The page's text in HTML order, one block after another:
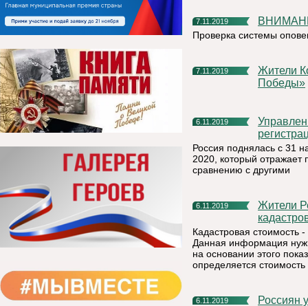
7.11.2019
Проверка системы
7.11.2019
Жители Коми могут присоединиться к проекту «Лица
Победы»
6.11.2019
Управление Федеральной службы государственной
Россия поднялась с 31
2020, который отражает
сравнению с другими
6.11.2019
Жители Республики Коми могут получить сведения о
Кадастровая
Данная информация
на основании этого
определяется
6.11.2019
Россиян уведомят о поступлении документов, заверенных